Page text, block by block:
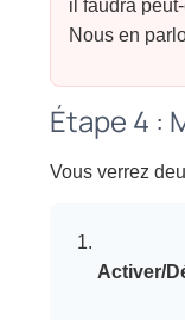
il faudra
Nous en
Étape 4 :
Vous verrez
Activer/